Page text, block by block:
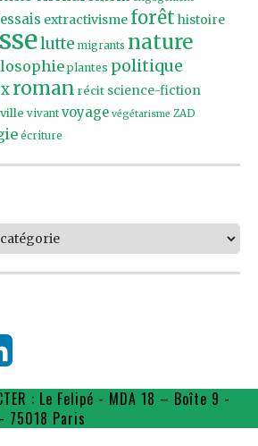
essais extractivisme forêthistoire
lutte migrants nature
plantes politique
roman récit science-fiction
ville vivant voyage végétarisme ZAD
écriture
: Le Felipé - MDA 18 – Boîte 9 -
75018 Paris